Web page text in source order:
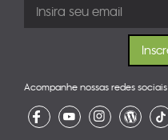
Acompanhe nossas redes sociais